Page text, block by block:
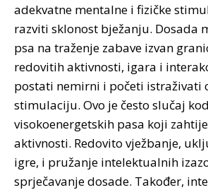
adekvatne mentalne i fizičke
razviti sklonost bježanju. Dosada
psa na traženje zabave izvan
redovitih aktivnosti, igara i
postati nemirni i početi istraživati
stimulaciju. Ovo je često slučaj kod
visokoenergetskih pasa koji
aktivnosti. Redovito vježbanje,
igre, i pružanje intelektualnih
sprječavanje dosade. Također,